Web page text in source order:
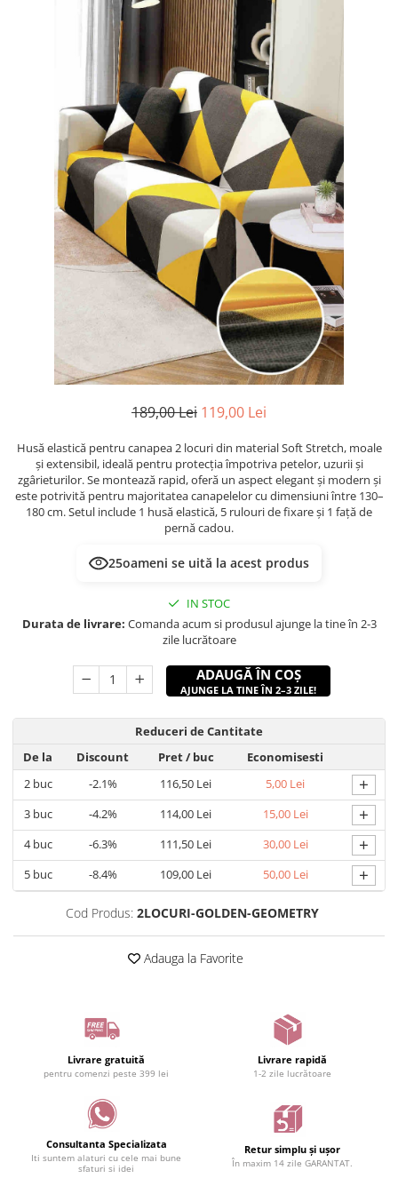
189,00 Lei 119,00 Lei
Husă elastică pentru canapea 2 locuri din material Soft Stretch, moale
și extensibil, ideală pentru protecția împotriva petelor, uzurii și
zgârieturilor. Se montează rapid, oferă un aspect elegant și modern și
este potrivită pentru majoritatea canapelelor cu dimensiuni între 130–
180 cm. Setul include 1 husă elastică, 5 rulouri de fixare și 1 față de
pernă cadou.
25oameni se uită la acest produs
IN STOC
Durata de livrare: Comanda acum si produsul ajunge la tine în 2-3
zile lucrătoare
ADAUGĂ ÎN COȘ
AJUNGE LA TINE ÎN 2–3 ZILE!
Reduceri de Cantitate
De la
Discount Pret/ buc
Economisesti
2buc -2.1% 116,50 Lei 5,00 Lei +
3buc -4.2% 114,00 Lei 15,00 Lei +
4buc -6.3% 111,50 Lei 30,00 Lei +
5buc -8.4% 109,00 Lei 50,00 Lei +
Cod Produs: 2LOCURI-GOLDEN-GEOMETRY
Adauga la Favorite
Livrare gratuită
pentru comenzi peste 399 lei
Livrare rapidă
1-2 zile lucrătoare
Consultanta Specializata
Iti suntem alaturi cu cele mai bune
sfaturi si idei
Retur simplu și ușor
În maxim 14 zile GARANTAT.